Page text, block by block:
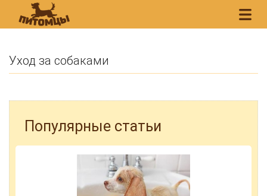
Уход за собаками
Популярные статьи